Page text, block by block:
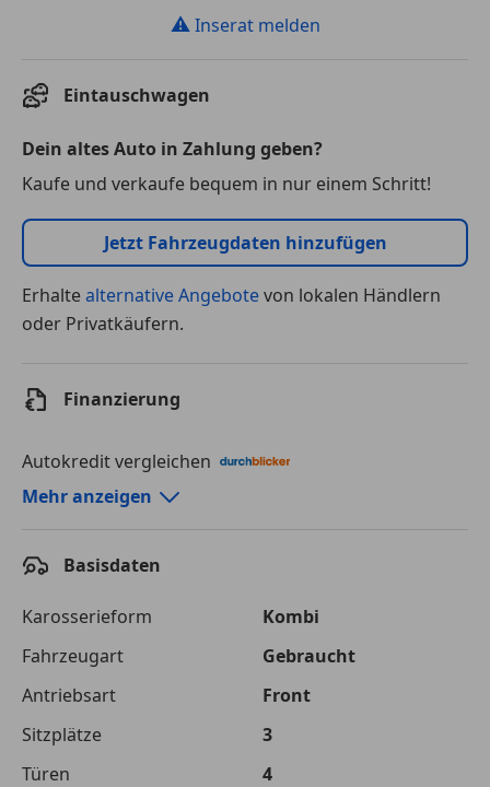
⚠ Inserat melden
Eintauschwagen
Dein altes Auto in Zahlung geben?
Kaufe und verkaufe bequem in nur einem Schritt!
Jetzt Fahrzeugdaten hinzufügen
Erhaltealternative Angebotevon lokalen Händlern
oder Privatkäufern.
Finanzierung
Autokredit vergleichen
Autokredit-Rechner von durchblicker.at
Laufzeit
120 Monate
Kreditbetrag
€ 25 000,-
Zu zahlender
Gesamtbetrag
€ 35 220,-
Mehr anzeigen
Basisdaten
Karosserieform
Kombi
Fahrzeugart
Gebraucht
Antriebsart
Front
Sitzplätze
3
Türen
4